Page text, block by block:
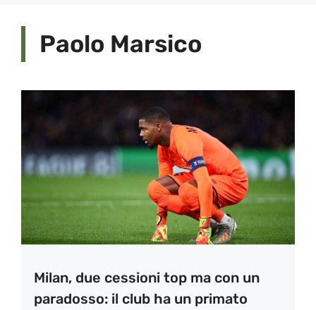
Paolo Marsico
Milan, due cessioni top ma con un
paradosso: il club ha un primato